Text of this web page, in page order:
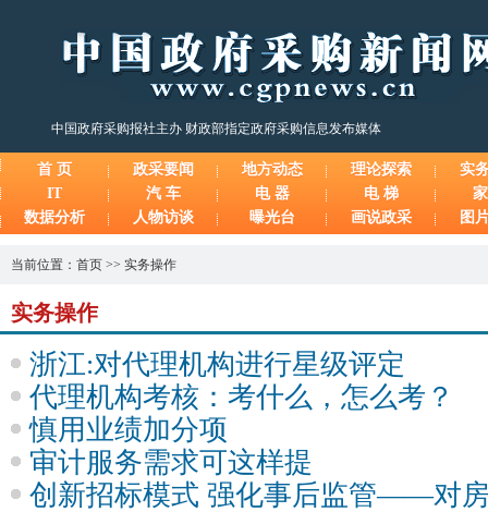
中国政府采购报社主办 财政部指定政府采购信息发布媒体
首 页 政采要闻 地方动态 理论探索
实
IT
汽 车 电 器 电 梯
数据分析
人物访谈 曝光台 画说政采 图
当前位置： 首页 >> 实务操作
实务操作
浙江:对代理机构进行星级评定
代理机构考核：考什么，怎么考？
慎用业绩加分项
审计服务需求可这样提
创新招标模式 强化事后监管——对